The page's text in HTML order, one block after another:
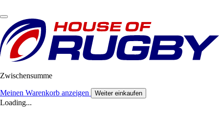
Zwischensumme
Meinen Warenkorb anzeigen Weiter einkaufen
Loading...